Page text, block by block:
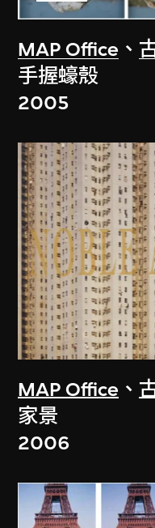
MAP Office 、
手握蠔殼
2005
MAP Office 、
家景
2006